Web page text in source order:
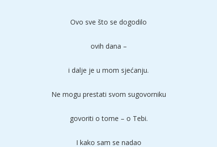
Ovo sve što se dogodilo
ovih dana –
i dalje je u mom sjećanju.
Ne mogu prestati svom sugovorniku
govoriti o tome – o Tebi.
I kako sam se nadao